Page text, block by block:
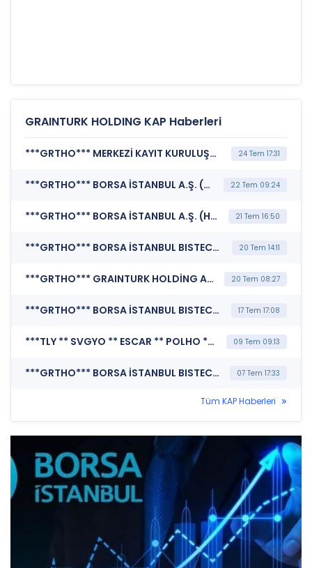
GRAINTURK HOLDING KAP Haberleri
***GRTHO*** MERKEZİ KAYIT KURULUŞU A.Ş. (Pay Mali Hak Kullanım İşlemi - Nakit Ödeme) 24 Tem 17:31
***GRTHO*** BORSA İSTANBUL A.Ş. (BISTECH Pay Piyasası Alım Satım Sistemi Duyurusu) 22 Tem 09:24
***GRTHO*** BORSA İSTANBUL A.Ş. (Hak Kullanımı) 21 Tem 16:50
***GRTHO*** BORSA İSTANBUL BISTECH DEVRE KESİCİ UYGULAMASI (Pay Bazında Devre Kesici Bildirimi) 20 Tem 14:11
***GRTHO*** GRAINTURK HOLDİNG A.Ş. (Özel Durum Açıklaması (Genel)) 20 Tem 08:27
***GRTHO*** BORSA İSTANBUL BISTECH DEVRE KESİCİ UYGULAMASI (Pay Bazında Devre Kesici Bildirimi) 17 Tem 17:08
***TLY ** SVGYO ** ESCAR ** POLHO ** FZLGY ** PYH ** BBN ** GRTHO*** KAMUYU AYDINLATMA PLATFORMU (Kamuyu Aydınlatma Platformu Duyurusu) 09 Tem 09:13
***GRTHO*** BORSA İSTANBUL BISTECH DEVRE KESİCİ UYGULAMASI (Pay Bazında Devre Kesici Bildirimi) 07 Tem 17:33
Tüm KAP Haberleri